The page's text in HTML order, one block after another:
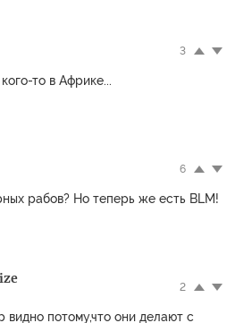
3
то в Африке...
6
рабов? Но теперь же есть BLM!
2
видно потому,что они делают с